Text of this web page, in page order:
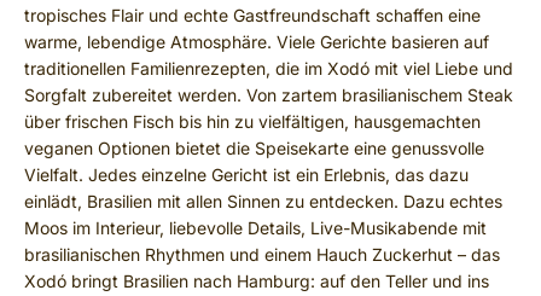
tropisches Flair und echte Gastfreundschaft schaffen eine
warme, lebendige Atmosphäre. Viele Gerichte basieren auf
traditionellen Familienrezepten, die im Xodó mit viel Liebe und
Sorgfalt zubereitet werden. Von zartem brasilianischem Steak
über frischen Fisch bis hin zu vielfältigen, hausgemachten
veganen Optionen bietet die Speisekarte eine genussvolle
Vielfalt. Jedes einzelne Gericht ist ein Erlebnis, das dazu
einlädt, Brasilien mit allen Sinnen zu entdecken. Dazu echtes
Moos im Interieur, liebevolle Details, Live-Musikabende mit
brasilianischen Rhythmen und einem Hauch Zuckerhut – das
Xodó bringt Brasilien nach Hamburg: auf den Teller und ins